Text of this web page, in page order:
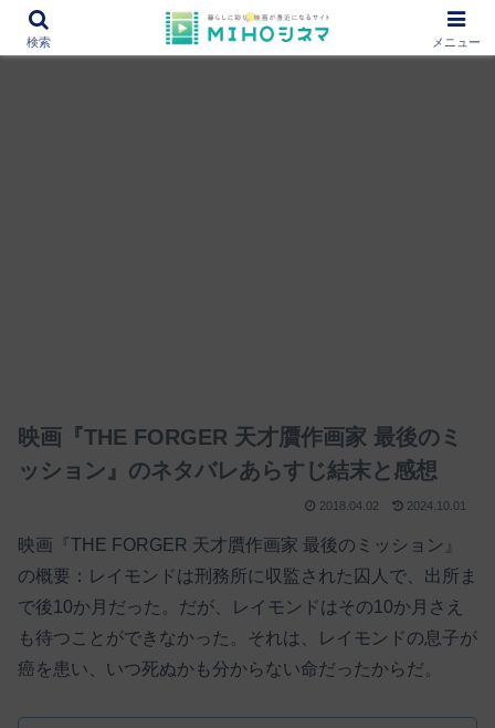
12000作品を紹介！あなたの映画図書館『MIHOシネマ』
映画『THE FORGER 天才贋作画家 最後のミ
ッション』のネタバレあらすじ結末と感想
2018.04.02 2024.10.01
映画『THE FORGER 天才贋作画家 最後のミッション』
の概要：レイモンドは刑務所に収監された囚人で、出所ま
で後10か月だった。だが、レイモンドはその10か月さえ
も待つことができなかった。それは、レイモンドの息子が
癌を患い、いつ死ぬかも分からない命だったからだ。
検索 メニュー